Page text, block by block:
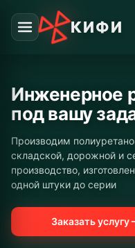
КИФИ
Инженерное
под вашу
Производим
складской, дорожной и
производство,
одной штуки до серии
Заказать услугу